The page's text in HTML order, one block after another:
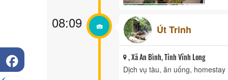
08:09 Út Trinh
, Xã An Bình, Tỉnh Vĩnh Long
Dịch vụ tàu, ăn uống, homestay